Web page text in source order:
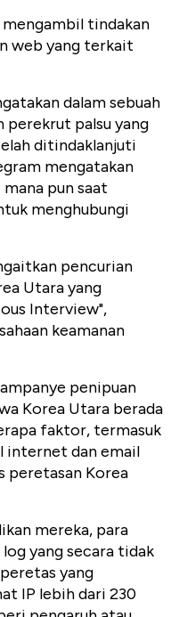
tindakan
web yang terkait
dalam sebuah
perekrut palsu yang
ditindaklanjuti
mengatakan
pun saat
menghubungi
pencurian
Utara yang
Interview",
keamanan
penipuan
Korea Utara berada
faktor, termasuk
internet dan email
peretasan Korea
mereka, para
yang secara tidak
yang
IP lebih dari 230